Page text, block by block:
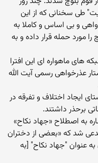
طی سخنانی که از این
و بی اساس و کاملا به
مورد حمله قرار داده و به
های ماهواره ای این افترا
عذرخواهی رسمی آیت الله
ایجاد اختلاف و تفرقه در
برحذر داشتند.
به اصطلاح «جهاد نکاح»
شد که «بعضی از دختران
عنوان "جهاد نکاح" [به